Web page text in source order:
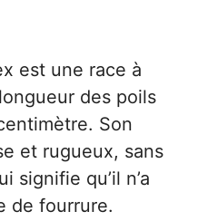
est une race à
des poils
Son
et rugueux, sans
signifie qu’il n’a
de fourrure.